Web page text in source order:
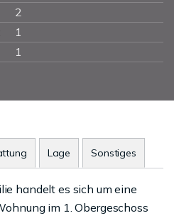
2
1
1
Lage Sonstiges
handelt es sich um eine
im 1. Obergeschoss